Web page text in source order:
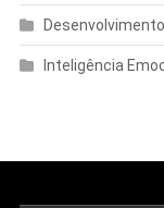
Inteligência